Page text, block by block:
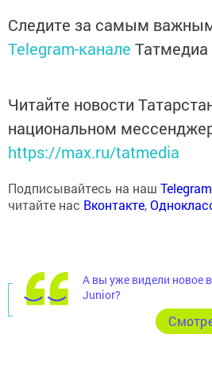
Следите за самым
Telegram-канале Татмедиа
Читайте новости
национальном
https://max.ru/tatmedia
Подписывайтесь на наш
читайте нас Вконтакте,
Перейти на страницу
А вы уже видели новое
Junior?